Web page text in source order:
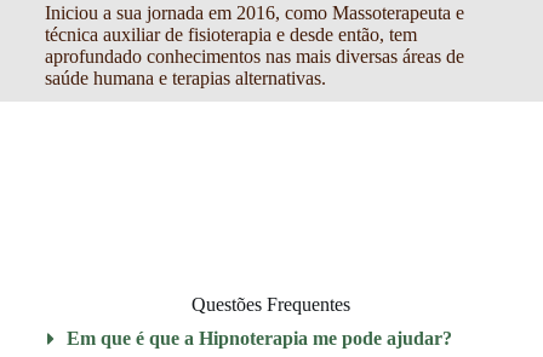
Iniciou a sua jornada em 2016, como Massoterapeuta e
técnica auxiliar de fisioterapia e desde então, tem
aprofundado conhecimentos nas mais diversas áreas de
saúde humana e terapias alternativas.
Questões Frequentes
Em que é que a Hipnoterapia me pode ajudar?